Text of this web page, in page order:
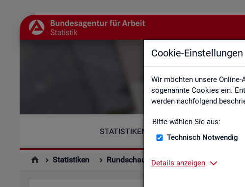
Cookie-Einstellungen
Wir möchten unsere
sogenannte Cookies ein.
werden nachfolgend
Bitte wählen Sie aus:
Technisch Notwendig
Details anzeigen
STATISTIKEN
Statistiken Rundschau Arbeitsmarkt